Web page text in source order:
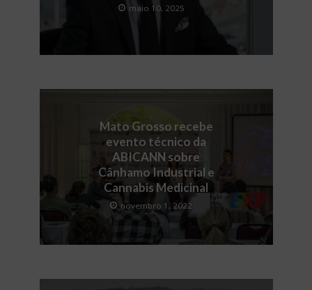
maio 10, 2025
Mato Grosso recebe
evento técnico da
ABICANN sobre
Cânhamo Industrial e
Cannabis Medicinal
novembro 1, 2022